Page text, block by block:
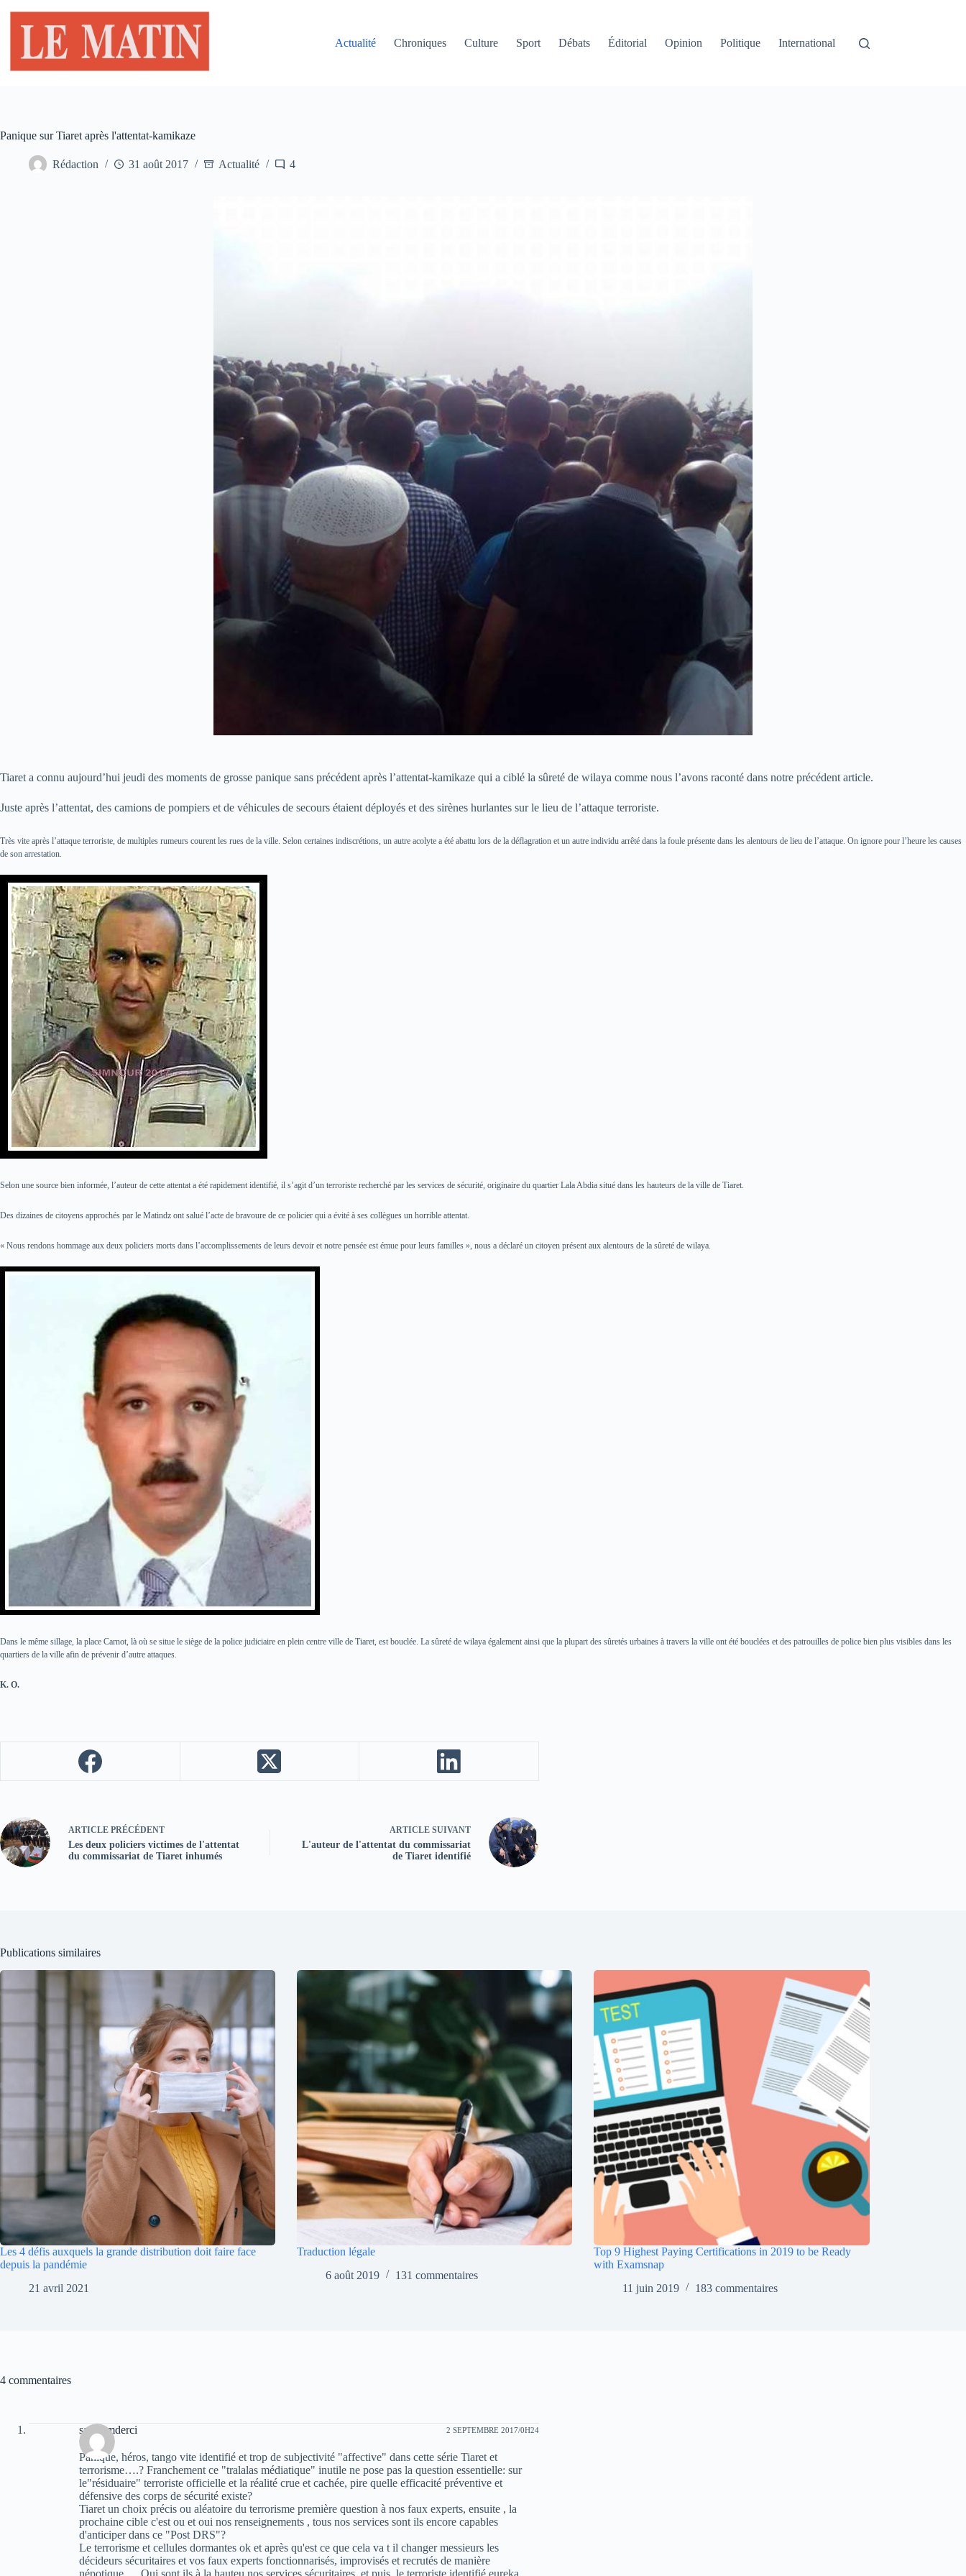
contenu
Actualité
Chroniques Culture Sport Débats Éditorial Opinion Politique International
Panique sur Tiaret après l'attentat-kamikaze
Rédaction 31 août 2017 Actualité 4
Tiaret a connu aujourd’hui jeudi des moments de grosse panique sans précédent après l’attentat-kamikaze qui a ciblé la sûreté de wilaya comme nous l’avons raconté dans notre précédent article.
Juste après l’attentat, des camions de pompiers et de véhicules de secours étaient déployés et des sirènes hurlantes sur le lieu de l’attaque terroriste.
Très vite après l’attaque terroriste, de multiples rumeurs courent les rues de la ville. Selon certaines indiscrétions, un autre acolyte a été abattu lors de la déflagration et un autre individu arrêté dans la foule présente dans les alentours de lieu de l’attaque. On ignore pour l’heure les causes
de son arrestation.
Selon une source bien informée, l’auteur de cette attentat a été rapidement identifié, il s’agit d’un terroriste recherché par les services de sécurité, originaire du quartier Lala Abdia situé dans les hauteurs de la ville de Tiaret.
Des dizaines de citoyens approchés par le Matindz ont salué l’acte de bravoure de ce policier qui a évité à ses collègues un horrible attentat.
« Nous rendons hommage aux deux policiers morts dans l’accomplissements de leurs devoir et notre pensée est émue pour leurs familles », nous a déclaré un citoyen présent aux alentours de la sûreté de wilaya.
Dans le même sillage, la place Carnot, là où se situe le siège de la police judiciaire en plein centre ville de Tiaret, est bouclée. La sûreté de wilaya également ainsi que la plupart des sûretés urbaines à travers la ville ont été bouclées et des patrouilles de police bien plus visibles dans les
quartiers de la ville afin de prévenir d’autre attaques.
K. O.
ARTICLE PRÉCÉDENT
Les deux policiers victimes de l'attentat
du commissariat de Tiaret inhumés
ARTICLE SUIVANT
L'auteur de l'attentat du commissariat
de Tiaret identifié
Publications similaires
Les 4 défis auxquels la grande distribution doit faire face
depuis la pandémie
21 avril 2021
Traduction légale
6 août 2019
131 commentaires
Top 9 Highest Paying Certifications in 2019 to be Ready
with Examsnap
11 juin 2019
183 commentaires
4 commentaires
samir mderci 2 SEPTEMBRE 2017/0H24
Panique, héros, tango vite identifié et trop de subjectivité "affective" dans cette série Tiaret et
terrorisme….? Franchement ce "tralalas médiatique" inutile ne pose pas la question essentielle: sur
le"résiduaire" terroriste officielle et la réalité crue et cachée, pire quelle efficacité préventive et
défensive des corps de sécurité existe?
Tiaret un choix précis ou aléatoire du terrorisme première question à nos faux experts, ensuite , la
prochaine cible c'est ou et oui nos renseignements , tous nos services sont ils encore capables
d'anticiper dans ce "Post DRS"?
Le terrorisme et cellules dormantes ok et après qu'est ce que cela va t il changer messieurs les
décideurs sécuritaires et vos faux experts fonctionnarisés, improvisés et recrutés de manière
népotique…. Oui sont ils à la hauteu nos services sécuritaires, et puis, le terroriste identifié eureka